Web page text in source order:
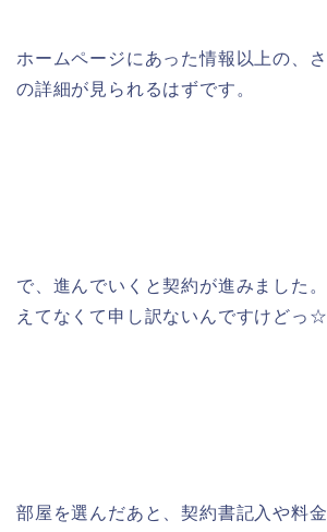
ホームページにあった情報以上の、
の詳細が見られるはずです。
で、進んでいくと契約が進みました
えてなくて申し訳ないんですけどっ☆
部屋を選んだあと、契約書記入や料